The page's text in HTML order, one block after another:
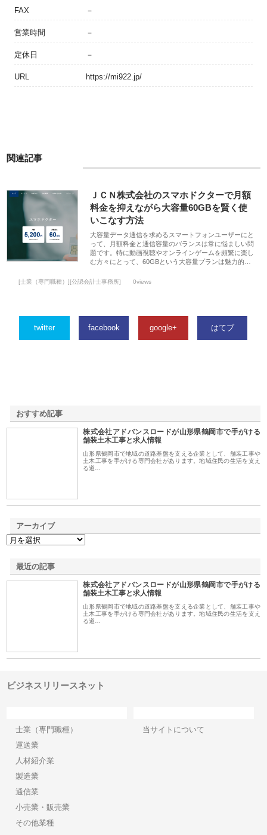
FAX －
営業時間 －
定休日 －
URL https://mi922.jp/
関連記事
ＪＣＮ株式会社のスマホドクターで月額
料金を抑えながら大容量60GBを賢く使
いこなす方法
大容量データ通信を求めるスマートフォンユーザーにと
って、月額料金と通信容量のバランスは常に悩ましい問
題です。特に動画視聴やオンラインゲームを頻繁に楽し
む方々にとって、60GBという大容量プランは魅力的…
[士業（専門職種）][公認会計士事務所] 0views
twitter facebook google+ はてブ
おすすめ記事
株式会社アドバンスロードが山形県鶴岡市で手がける
舗装土木工事と求人情報
山形県鶴岡市で地域の道路基盤を支える企業として、舗装工事や
土木工事を手がける専門会社があります。地域住民の生活を支え
る道…
アーカイブ
最近の記事
株式会社アドバンスロードが山形県鶴岡市で手がける
舗装土木工事と求人情報
山形県鶴岡市で地域の道路基盤を支える企業として、舗装工事や
土木工事を手がける専門会社があります。地域住民の生活を支え
る道…
ビジネスリリースネット
士業（専門職種）
運送業
人材紹介業
製造業
通信業
小売業・販売業
その他業種
当サイトについて